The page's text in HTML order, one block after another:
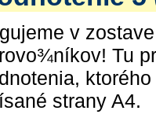
v
Tu
strany A4.